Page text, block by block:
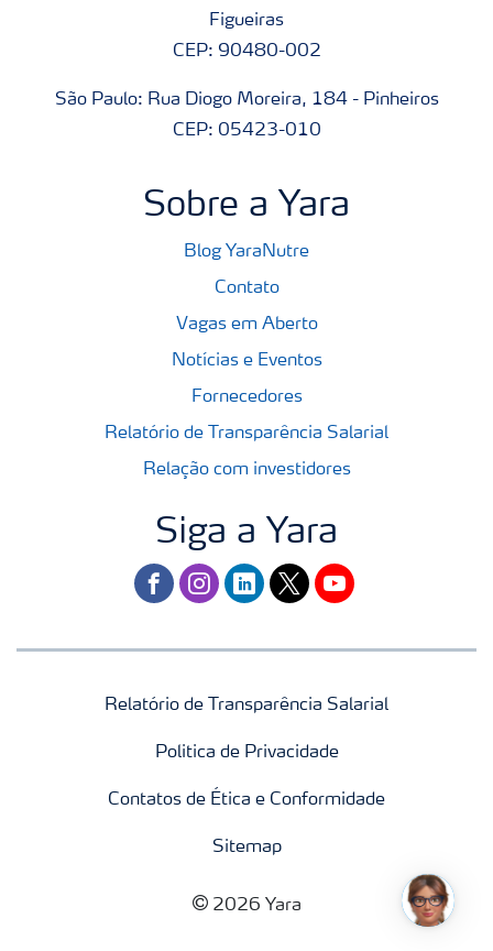
Figueiras
CEP: 90480-002
São Paulo: Rua Diogo Moreira, 184 - Pinheiros
CEP: 05423-010
Sobre a Yara
Blog YaraNutre
Contato
Vagas em Aberto
Notícias e Eventos
Fornecedores
Relatório de Transparência Salarial
Relação com investidores
Siga a Yara
facebookinstagram
linkedintwitteryoutube
Relatório de Transparência Salarial
Politica de Privacidade
Contatos de Ética e Conformidade
Sitemap
2026 Yara